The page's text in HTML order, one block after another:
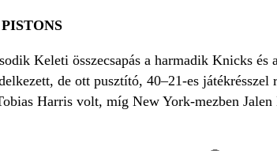
Keleti összecsapás a harmadik Knicks
de ott pusztító, 40–21-es
Harris volt, míg New York-mezben